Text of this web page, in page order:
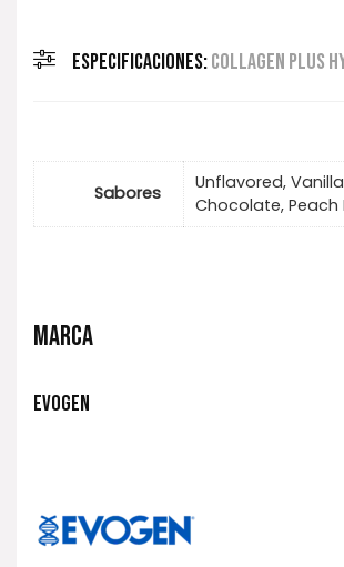
ESPECIFICACIONES:COLLAGEN PLUS
Sabores
Unflavored,
Chocolate, Peach
MARCA
EVOGEN